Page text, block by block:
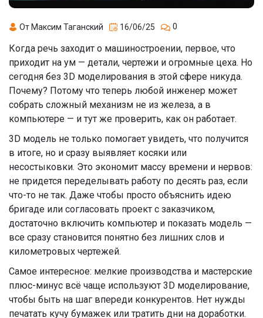
От Максим Таганский 16/06/25 0
Когда речь заходит о машиностроении, первое, что
приходит на ум — детали, чертежи и огромные цеха. Но
сегодня без 3D моделирования в этой сфере никуда.
Почему? Потому что теперь любой инженер может
собрать сложный механизм не из железа, а в
компьютере — и тут же проверить, как он работает.
3D модель не только помогает увидеть, что получится
в итоге, но и сразу выявляет косяки или
несостыковки. Это экономит массу времени и нервов:
не придется переделывать работу по десять раз, если
что-то не так. Даже чтобы просто объяснить идею
бригаде или согласовать проект с заказчиком,
достаточно включить компьютер и показать модель —
все сразу становится понятно без лишних слов и
километровых чертежей.
Самое интересное: мелкие производства и мастерские
плюс-минус всё чаще используют 3D моделирование,
чтобы быть на шаг впереди конкурентов. Нет нужды
печатать кучу бумажек или тратить дни на доработки.